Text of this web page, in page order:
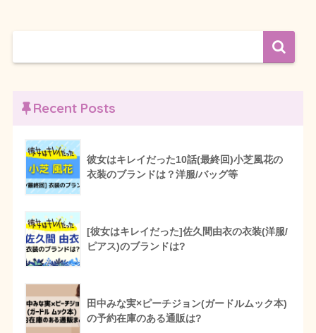
Recent Posts
彼女はキレイだった10話(最終回)小芝風花の
衣装のブランドは？洋服/バッグ等
[彼女はキレイだった]佐久間由衣の衣装(洋服/
ピアス)のブランドは?
田中みな実×ピーチジョン(ガードルムック本)
の予約在庫のある通販は?